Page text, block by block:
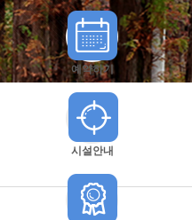
예약하기
시설안내